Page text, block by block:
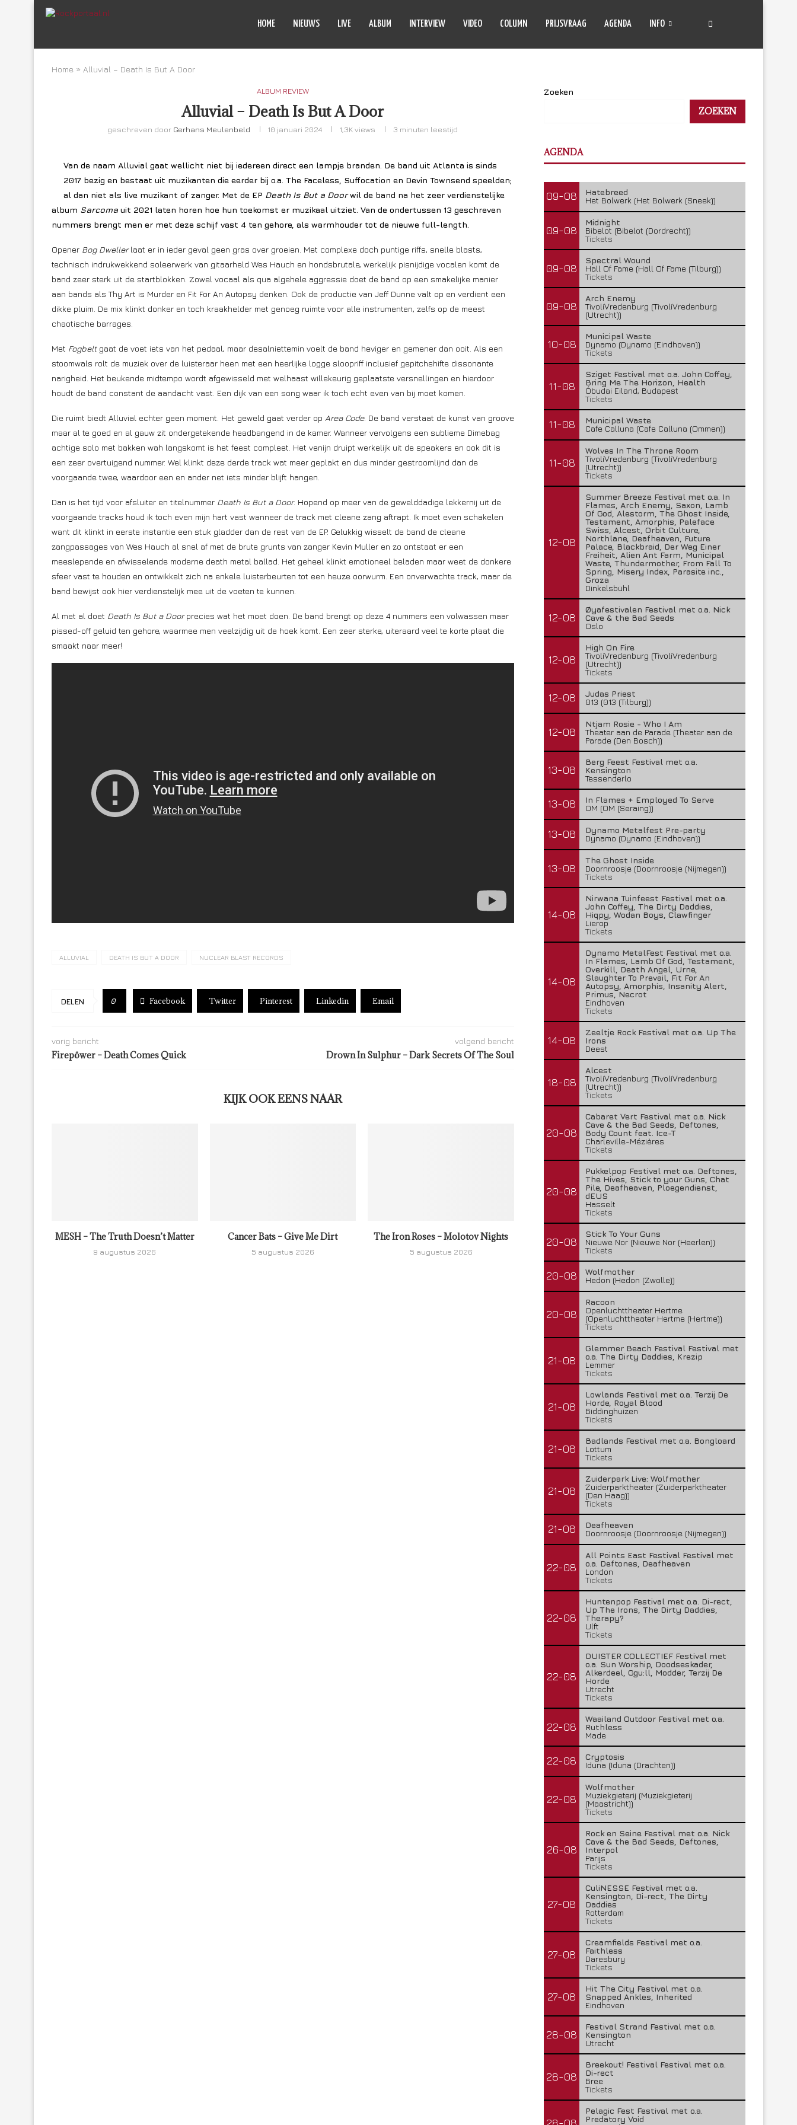
HOME NIEUWS LIVE ALBUM INTERVIEW VIDEO COLUMN PRIJSVRAAG AGENDA INFO
Home » Alluvial – Death Is But A Door
ALBUM REVIEW
Alluvial – Death Is But A Door
geschreven door Gerhans Meulenbeld 10 januari 2024 1,3K views 3 minuten leestijd
Van de naam Alluvial gaat wellicht niet bij iedereen direct een lampje branden. De band uit Atlanta is sinds
2017 bezig en bestaat uit muzikanten die eerder bij o.a. The Faceless, Suffocation en Devin Townsend speelden;
al dan niet als live muzikant of zanger. Met de EP Death Is But a Doorwil de band na het zeer verdienstelijke
album Sarcoma uit 2021 laten horen hoe hun toekomst er muzikaal uitziet. Van de ondertussen 13 geschreven
nummers brengt men er met deze schijf vast 4 ten gehore, als warmhouder tot de nieuwe full-length.
Opener Bog Dwellerlaat er in ieder geval geen gras over groeien. Met complexe doch puntige riffs, snelle blasts,
technisch indrukwekkend soleerwerk van gitaarheld Wes Hauch en hondsbrutale, werkelijk pisnijdige vocalen komt de
band zeer sterk uit de startblokken. Zowel vocaal als qua algehele aggressie doet de band op een smakelijke manier
aan bands als Thy Art is Murder en Fit For An Autopsy denken. Ook de productie van Jeff Dunne valt op en verdient een
dikke pluim. De mix klinkt donker en toch kraakhelder met genoeg ruimte voor alle instrumenten, zelfs op de meest
chaotische barrages.
Met Fogbelt gaat de voet iets van het pedaal, maar desalniettemin voelt de band heviger en gemener dan ooit. Als een
stoomwals rolt de muziek over de luisteraar heen met een heerlijke logge sloopriff inclusief gepitchshifte dissonante
narigheid. Het beukende midtempo wordt afgewisseld met welhaast willekeurig geplaatste versnellingen en hierdoor
houdt de band constant de aandacht vast. Een dijk van een song waar ik toch echt even van bij moet komen.
Die ruimt biedt Alluvial echter geen moment. Het geweld gaat verder op Area Code. De band verstaat de kunst van groove
maar al te goed en al gauw zit ondergetekende headbangend in de kamer. Wanneer vervolgens een sublieme Dimebag
achtige solo met bakken wah langskomt is het feest compleet. Het venijn druipt werkelijk uit de speakers en ook dit is
een zeer overtuigend nummer. Wel klinkt deze derde track wat meer geplakt en dus minder gestroomlijnd dan de
voorgaande twee, waardoor een en ander net iets minder blijft hangen.
Dan is het tijd voor afsluiter en titelnummer Death Is But a Door. Hopend op meer van de gewelddadige lekkernij uit de
voorgaande tracks houd ik toch even mijn hart vast wanneer de track met cleane zang aftrapt. Ik moet even schakelen
want dit klinkt in eerste instantie een stuk gladder dan de rest van de EP. Gelukkig wisselt de band de cleane
zangpassages van Wes Hauch al snel af met de brute grunts van zanger Kevin Muller en zo ontstaat er een
meeslepende en afwisselende moderne death metal ballad. Het geheel klinkt emotioneel beladen maar weet de donkere
sfeer vast te houden en ontwikkelt zich na enkele luisterbeurten tot een heuze oorwurm. Een onverwachte track, maar de
band bewijst ook hier verdienstelijk mee uit de voeten te kunnen.
Al met al doet Death Is But a Doorprecies wat het moet doen. De band brengt op deze 4 nummers een volwassen maar
pissed-off geluid ten gehore, waarmee men veelzijdig uit de hoek komt. Een zeer sterke, uiteraard veel te korte plaat die
smaakt naar meer!
ALLUVIAL DEATH IS BUT A DOOR NUCLEAR BLAST RECORDS
DELEN 0 Facebook Twitter Pinterest Linkedin Email
vorig bericht
Firepöwer – Death Comes Quick
volgend bericht
Drown In Sulphur – Dark Secrets Of The Soul
KIJK OOK EENS NAAR
MESH – The Truth Doesn’t Matter
9 augustus 2026
Cancer Bats – Give Me Dirt
5 augustus 2026
The Iron Roses – Molotov Nights
5 augustus 2026
Zoeken
ZOEKEN
AGENDA
09-08
Hatebreed
Het Bolwerk (Het Bolwerk (Sneek))
09-08
Midnight
Bibelot (Bibelot (Dordrecht))
Tickets
09-08
Spectral Wound
Hall Of Fame (Hall Of Fame (Tilburg))
Tickets
09-08
Arch Enemy
TivoliVredenburg (TivoliVredenburg
(Utrecht))
10-08
Municipal Waste
Dynamo (Dynamo (Eindhoven))
Tickets
11-08
Sziget Festival met o.a. John Coffey,
Bring Me The Horizon, Health
Óbudai Eiland, Budapest
Tickets
11-08
Municipal Waste
Cafe Calluna (Cafe Calluna (Ommen))
11-08
Wolves In The Throne Room
TivoliVredenburg (TivoliVredenburg
(Utrecht))
Tickets
12-08
Summer Breeze Festival met o.a. In
Flames, Arch Enemy, Saxon, Lamb
Of God, Alestorm, The Ghost Inside,
Testament, Amorphis, Paleface
Swiss, Alcest, Orbit Culture,
Northlane, Deafheaven, Future
Palace, Blackbraid, Der Weg Einer
Freiheit, Alien Ant Farm, Municipal
Waste, Thundermother, From Fall To
Spring, Misery Index, Parasite inc.,
Groza
Dinkelsbühl
12-08
Øyafestivalen Festival met o.a. Nick
Cave & the Bad Seeds
Oslo
12-08
High On Fire
TivoliVredenburg (TivoliVredenburg
(Utrecht))
Tickets
12-08
Judas Priest
013 (013 (Tilburg))
12-08
Ntjam Rosie - Who I Am
Theater aan de Parade (Theater aan de
Parade (Den Bosch))
13-08
Berg Feest Festival met o.a.
Kensington
Tessenderlo
13-08
In Flames + Employed To Serve
OM (OM (Seraing))
13-08
Dynamo Metalfest Pre-party
Dynamo (Dynamo (Eindhoven))
13-08
The Ghost Inside
Doornroosje (Doornroosje (Nijmegen))
Tickets
14-08
Nirwana Tuinfeest Festival met o.a.
John Coffey, The Dirty Daddies,
Hiqpy, Wodan Boys, Clawfinger
Lierop
Tickets
14-08
Dynamo MetalFest Festival met o.a.
In Flames, Lamb Of God, Testament,
Overkill, Death Angel, Urne,
Slaughter To Prevail, Fit For An
Autopsy, Amorphis, Insanity Alert,
Primus, Necrot
Eindhoven
Tickets
14-08
Zeeltje Rock Festival met o.a. Up The
Irons
Deest
18-08
Alcest
TivoliVredenburg (TivoliVredenburg
(Utrecht))
Tickets
20-08
Cabaret Vert Festival met o.a. Nick
Cave & the Bad Seeds, Deftones,
Body Count feat. Ice-T
Charleville-Mézières
Tickets
20-08
Pukkelpop Festival met o.a. Deftones,
The Hives, Stick to your Guns, Chat
Pile, Deafheaven, Ploegendienst,
dEUS
Hasselt
Tickets
20-08
Stick To Your Guns
Nieuwe Nor (Nieuwe Nor (Heerlen))
Tickets
20-08
Wolfmother
Hedon (Hedon (Zwolle))
20-08
Racoon
Openluchttheater Hertme
(Openluchttheater Hertme (Hertme))
Tickets
21-08
Glemmer Beach Festival Festival met
o.a. The Dirty Daddies, Krezip
Lemmer
Tickets
21-08
Lowlands Festival met o.a. Terzij De
Horde, Royal Blood
Biddinghuizen
Tickets
21-08
Badlands Festival met o.a. Bongloard
Lottum
Tickets
21-08
Zuiderpark Live: Wolfmother
Zuiderparktheater (Zuiderparktheater
(Den Haag))
Tickets
21-08
Deafheaven
Doornroosje (Doornroosje (Nijmegen))
22-08
All Points East Festival Festival met
o.a. Deftones, Deafheaven
London
Tickets
22-08
Huntenpop Festival met o.a. Di-rect,
Up The Irons, The Dirty Daddies,
Therapy?
Ulft
Tickets
22-08
DUISTER COLLECTIEF Festival met
o.a. Sun Worship, Doodseskader,
Alkerdeel, Ggu:ll, Modder, Terzij De
Horde
Utrecht
Tickets
22-08
Waailand Outdoor Festival met o.a.
Ruthless
Made
22-08
Cryptosis
Iduna (Iduna (Drachten))
22-08
Wolfmother
Muziekgieterij (Muziekgieterij
(Maastricht))
Tickets
26-08
Rock en Seine Festival met o.a. Nick
Cave & the Bad Seeds, Deftones,
Interpol
Parijs
Tickets
27-08
CuliNESSE Festival met o.a.
Kensington, Di-rect, The Dirty
Daddies
Rotterdam
Tickets
27-08
Creamfields Festival met o.a.
Faithless
Daresbury
Tickets
27-08
Hit The City Festival met o.a.
Snapped Ankles, Inherited
Eindhoven
28-08
Festival Strand Festival met o.a.
Kensington
Utrecht
28-08
Breekout! Festival Festival met o.a.
Di-rect
Bree
Tickets
Pelagic Fest Festival met o.a.
Predatory Void